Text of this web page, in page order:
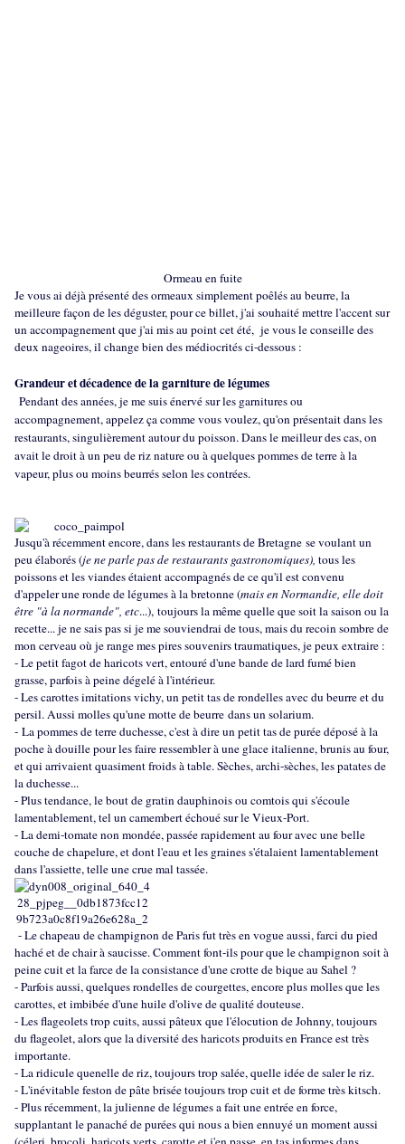
Ormeau en fuite
Je vous ai déjà présenté des ormeaux simplement poêlés au beurre, la
meilleure façon de les déguster, pour ce billet, j'ai souhaité mettre l'accent sur
un accompagnement que j'ai mis au point cet été, je vous le conseille des
deux nageoires, il change bien des médiocrités ci-dessous :
Grandeur et décadence de la garniture de légumes
Pendant des années, je me suis énervé sur les garnitures ou
accompagnement, appelez ça comme vous voulez, qu'on présentait dans les
restaurants, singulièrement autour du poisson. Dans le meilleur des cas, on
avait le droit à un peu de riz nature ou à quelques pommes de terre à la
vapeur, plus ou moins beurrés selon les contrées.
Jusqu'à récemment encore, dans les restaurants de Bretagne se voulant un
peu élaborés (je ne parle pas de restaurants gastronomiques), tous les
poissons et les viandes étaient accompagnés de ce qu'il est convenu
d'appeler une ronde de légumes à la bretonne (mais en Normandie, elle doit
être "à la normande", etc...), toujours la même quelle que soit la saison ou la
recette... je ne sais pas si je me souviendrai de tous, mais du recoin sombre de
mon cerveau où je range mes pires souvenirs traumatiques, je peux extraire :
- Le petit fagot de haricots vert, entouré d'une bande de lard fumé bien
grasse, parfois à peine dégelé à l'intérieur.
- Les carottes imitations vichy, un petit tas de rondelles avec du beurre et du
persil. Aussi molles qu'une motte de beurre dans un solarium.
- La pommes de terre duchesse, c'est à dire un petit tas de purée déposé à la
poche à douille pour les faire ressembler à une glace italienne, brunis au four,
et qui arrivaient quasiment froids à table. Sèches, archi-sèches, les patates de
la duchesse...
- Plus tendance, le bout de gratin dauphinois ou comtois qui s'écoule
lamentablement, tel un camembert échoué sur le Vieux-Port.
- La demi-tomate non mondée, passée rapidement au four avec une belle
couche de chapelure, et dont l'eau et les graines s'étalaient lamentablement
dans l'assiette, telle une crue mal tassée.
- Le chapeau de champignon de Paris fut très en vogue aussi, farci du pied
haché et de chair à saucisse. Comment font-ils pour que le champignon soit à
peine cuit et la farce de la consistance d'une crotte de bique au Sahel ?
- Parfois aussi, quelques rondelles de courgettes, encore plus molles que les
carottes, et imbibée d'une huile d'olive de qualité douteuse.
- Les flageolets trop cuits, aussi pâteux que l'élocution de Johnny, toujours
du flageolet, alors que la diversité des haricots produits en France est très
importante.
- La ridicule quenelle de riz, toujours trop salée, quelle idée de saler le riz.
- L'inévitable feston de pâte brisée toujours trop cuit et de forme très kitsch.
- Plus récemment, la julienne de légumes a fait une entrée en force,
supplantant le panaché de purées qui nous a bien ennuyé un moment aussi